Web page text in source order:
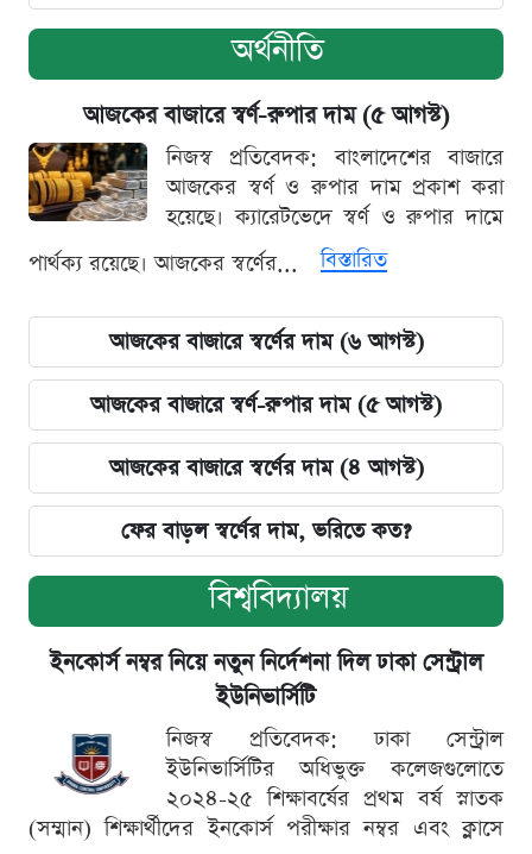
অর্থনীতি
আজকের বাজারে স্বর্ণ-রুপার দাম (৫ আগস্ট)
নিজস্ব প্রতিবেদক: বাংলাদেশের বাজারে
আজকের স্বর্ণ ও রুপার দাম প্রকাশ করা
হয়েছে। ক্যারেটভেদে স্বর্ণ ও রুপার দামে
পার্থক্য রয়েছে। আজকের স্বর্ণের...
বিস্তারিত
আজকের বাজারে স্বর্ণের দাম (৬ আগস্ট)
আজকের বাজারে স্বর্ণ-রুপার দাম (৫ আগস্ট)
আজকের বাজারে স্বর্ণের দাম (৪ আগস্ট)
ফের বাড়ল স্বর্ণের দাম, ভরিতে কত?
বিশ্ববিদ্যালয়
ইনকোর্স নম্বর নিয়ে নতুন নির্দেশনা দিল ঢাকা সেন্ট্রাল
ইউনিভার্সিটি
নিজস্ব প্রতিবেদক: ঢাকা সেন্ট্রাল
ইউনিভার্সিটির অধিভুক্ত কলেজগুলোতে
২০২৪-২৫ শিক্ষাবর্ষের প্রথম বর্ষ স্নাতক
(সম্মান) শিক্ষার্থীদের ইনকোর্স পরীক্ষার নম্বর এবং ক্লাসে